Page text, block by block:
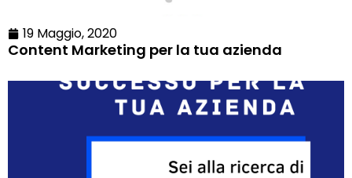
19 Maggio, 2020
Content Marketing per la tua azienda